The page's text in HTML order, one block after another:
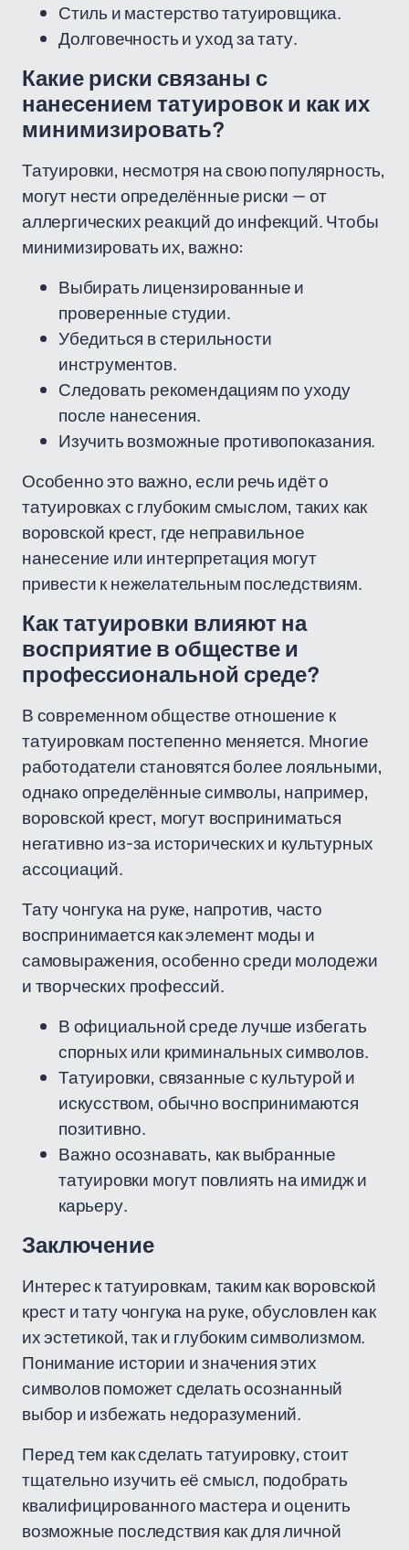
Стиль и мастерство татуировщика.
Долговечность и уход за тату.
Какие риски связаны с
нанесением татуировок и как их
минимизировать?
Татуировки, несмотря на свою популярность,
могут нести определённые риски — от
аллергических реакций до инфекций. Чтобы
минимизировать их, важно:
Выбирать лицензированные и
проверенные студии.
Убедиться в стерильности
инструментов.
Следовать рекомендациям по уходу
после нанесения.
Изучить возможные противопоказания.
Особенно это важно, если речь идёт о
татуировках с глубоким смыслом, таких как
воровской крест, где неправильное
нанесение или интерпретация могут
привести к нежелательным последствиям.
Как татуировки влияют на
восприятие в обществе и
профессиональной среде?
В современном обществе отношение к
татуировкам постепенно меняется. Многие
работодатели становятся более лояльными,
однако определённые символы, например,
воровской крест, могут восприниматься
негативно из-за исторических и культурных
ассоциаций.
Тату чонгука на руке, напротив, часто
воспринимается как элемент моды и
самовыражения, особенно среди молодежи
и творческих профессий.
В официальной среде лучше избегать
спорных или криминальных символов.
Татуировки, связанные с культурой и
искусством, обычно воспринимаются
позитивно.
Важно осознавать, как выбранные
татуировки могут повлиять на имидж и
карьеру.
Заключение
Интерес к татуировкам, таким как воровской
крест и тату чонгука на руке, обусловлен как
их эстетикой, так и глубоким символизмом.
Понимание истории и значения этих
символов поможет сделать осознанный
выбор и избежать недоразумений.
Перед тем как сделать татуировку, стоит
тщательно изучить её смысл, подобрать
квалифицированного мастера и оценить
возможные последствия как для личной